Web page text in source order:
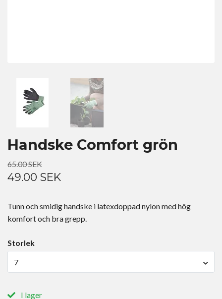
Handske Comfort grön
65.00 SEK
49.00 SEK
Tunn och smidig handske i latexdoppad nylon med hög
komfort och bra grepp.
Storlek
7
I lager